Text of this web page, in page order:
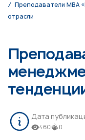
Преподаватели МВА
отрасли
Дата
460 0